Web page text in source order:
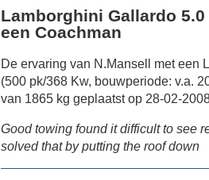
Lamborghini Gallardo 5.0
een Coachman
De ervaring van N.Mansell met een
(500 pk/368 Kw, bouwperiode: v.a.
van 1865 kg geplaatst op 28-02-
Good towing found it difficult to see
solved that by putting the roof down